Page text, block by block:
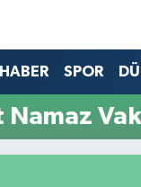
SPOR
Namaz